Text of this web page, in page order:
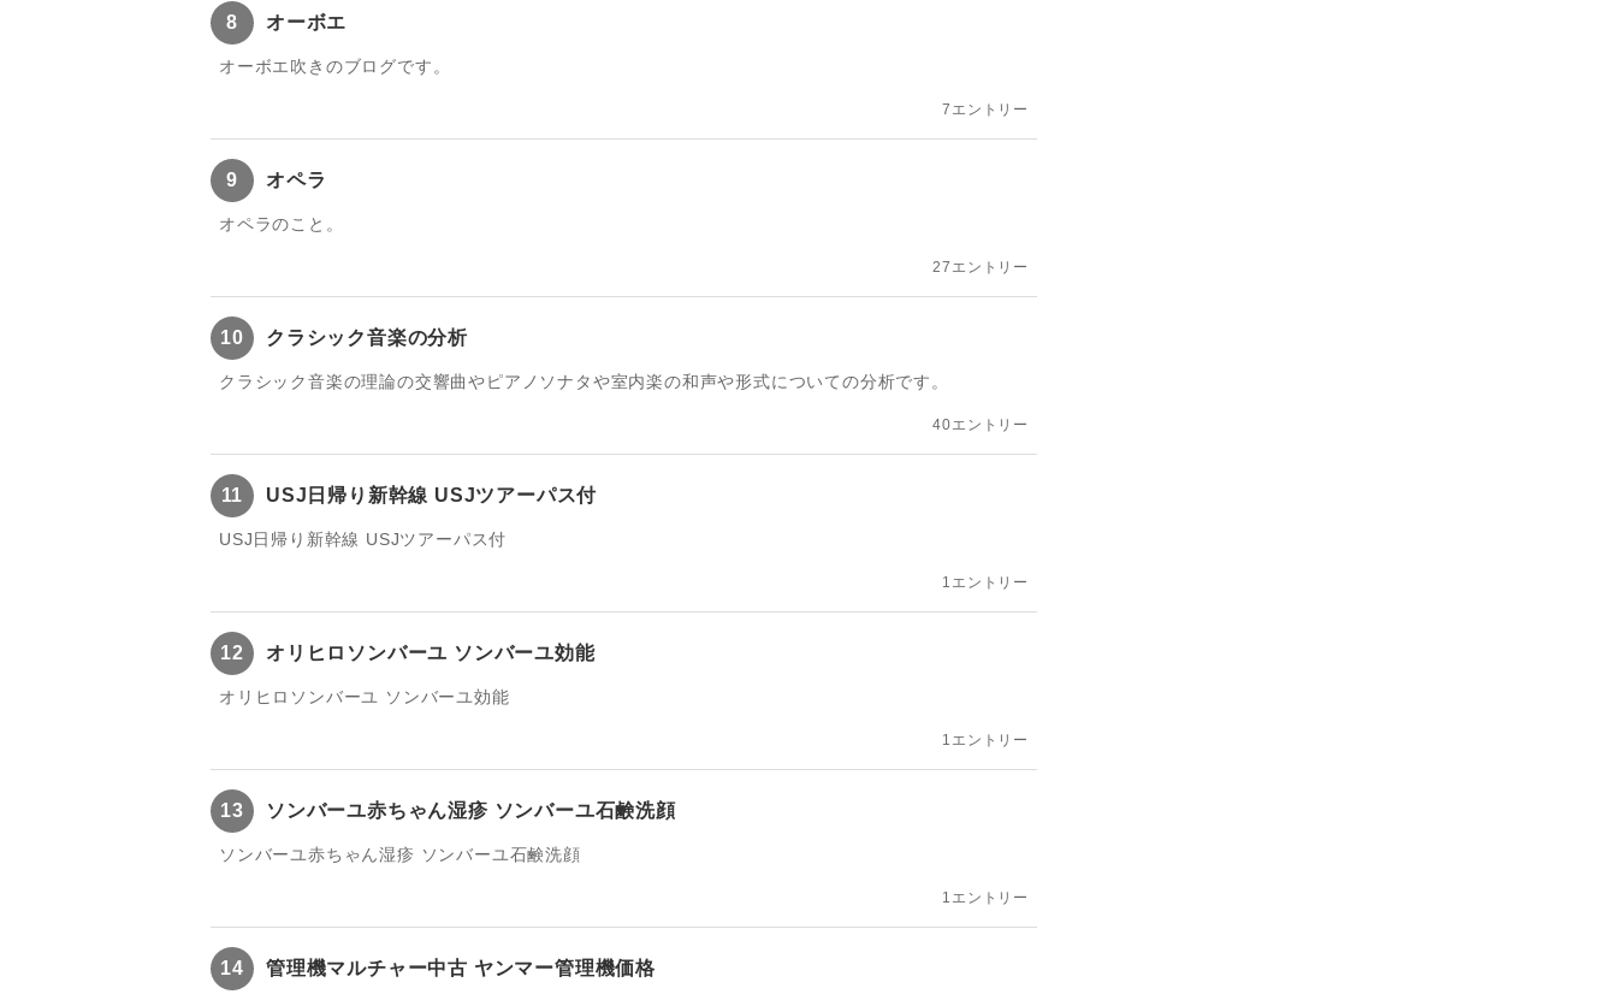
8 オーボエ
オーボエ吹きのブログです。
7エントリー
9 オペラ
オペラのこと。
27エントリー
10 クラシック音楽の分析
クラシック音楽の理論の交響曲やピアノソナタや室内楽の和声や形式についての分析です。
40エントリー
11 USJ日帰り新幹線 USJツアーパス付
USJ日帰り新幹線 USJツアーパス付
1エントリー
12 オリヒロソンバーユ ソンバーユ効能
オリヒロソンバーユ ソンバーユ効能
1エントリー
13 ソンバーユ赤ちゃん湿疹 ソンバーユ石鹸洗顔
ソンバーユ赤ちゃん湿疹 ソンバーユ石鹸洗顔
1エントリー
14 管理機マルチャー中古 ヤンマー管理機価格